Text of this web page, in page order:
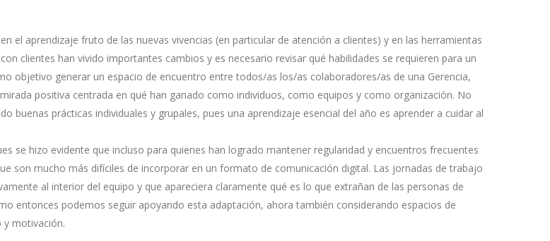
el aprendizaje fruto de las nuevas vivencias (en particular de atención a clientes) y en las herramientas
clientes han vivido importantes cambios y es necesario revisar qué habilidades se requieren para un
objetivo generar un espacio de encuentro entre todos/as los/as colaboradores/as de una Gerencia,
positiva centrada en qué han ganado como individuos, como equipos y como organización. No
buenas prácticas individuales y grupales, pues una aprendizaje esencial del año es aprender a cuidar al
se hizo evidente que incluso para quienes han logrado mantener regularidad y encuentros frecuentes
son mucho más difíciles de incorporar en un formato de comunicación digital. Las jornadas de trabajo
al interior del equipo y que apareciera claramente qué es lo que extrañan de las personas de
entonces podemos seguir apoyando esta adaptación, ahora también considerando espacios de
y motivación.